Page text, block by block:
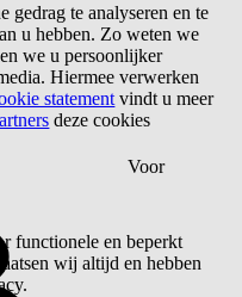
Voor
gedrag te analyseren en te
u hebben. Zo weten we
we u persoonlijker
Hiermee verwerken
statement vindt u meer
deze cookies
functionele en beperkt
wij altijd en hebben